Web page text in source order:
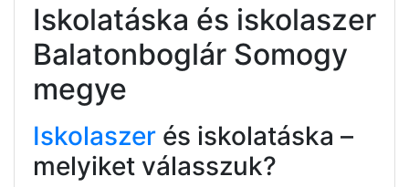
Iskolatáska és iskolaszer
Balatonboglár Somogy
megye
Iskolaszer és iskolatáska –
melyiket válasszuk?